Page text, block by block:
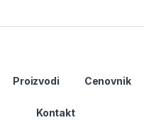
Proizvodi Cenovnik
Kontakt